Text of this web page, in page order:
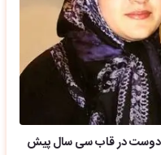
دوست در قاب سی سال پیش